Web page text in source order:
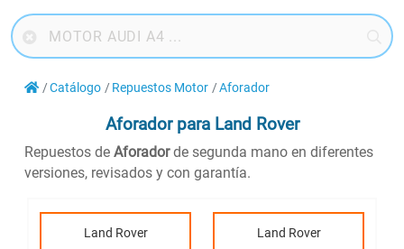
Catálogo Repuestos Motor Aforador
Aforadorpara Land Rover
Repuestos de Aforadorde segunda mano en diferentes
versiones, revisados y con garantía.
Land Rover
Land Rover